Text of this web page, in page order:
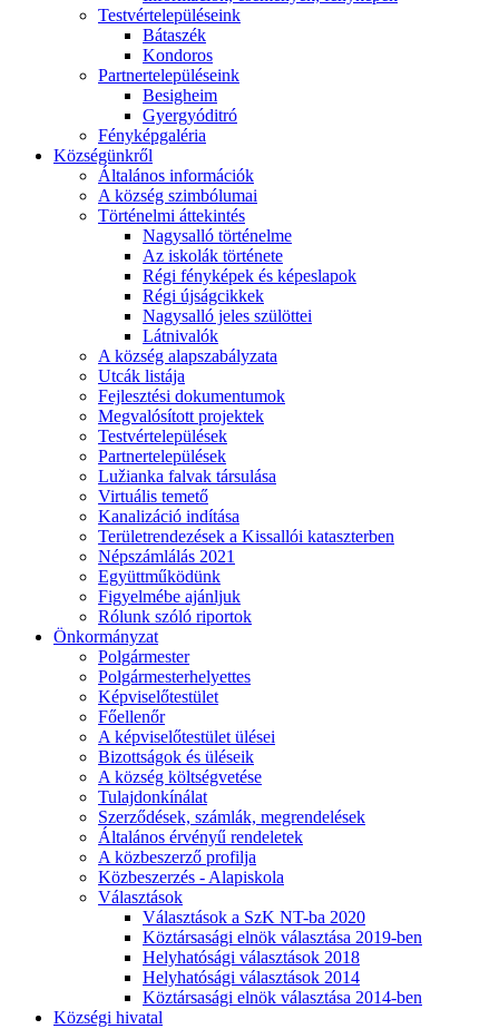
Testvértelepüléseink
Bátaszék
Kondoros
Partnertelepüléseink
Besigheim
Gyergyóditró
Fényképgaléria
Községünkről
Általános információk
A község szimbólumai
Történelmi áttekintés
Nagysalló történelme
Az iskolák története
Régi fényképek és képeslapok
Régi újságcikkek
Nagysalló jeles szülöttei
Látnivalók
A község alapszabályzata
Utcák listája
Fejlesztési dokumentumok
Megvalósított projektek
Testvértelepülések
Partnertelepülések
Lužianka falvak társulása
Virtuális temető
Kanalizáció indítása
Területrendezések a Kissallói kataszterben
Népszámlálás 2021
Együttműködünk
Figyelmébe ajánljuk
Rólunk szóló riportok
Önkormányzat
Polgármester
Polgármesterhelyettes
Képviselőtestület
Főellenőr
A képviselőtestület ülései
Bizottságok és üléseik
A község költségvetése
Tulajdonkínálat
Szerződések, számlák, megrendelések
Általános érvényű rendeletek
A közbeszerző profilja
Közbeszerzés - Alapiskola
Választások
Választások a SzK NT-ba 2020
Köztársasági elnök választása 2019-ben
Helyhatósági választások 2018
Helyhatósági választások 2014
Köztársasági elnök választása 2014-ben
Községi hivatal